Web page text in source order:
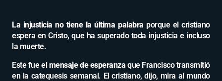
La injusticia no tiene la última palabra porque el cristiano
espera en Cristo, que ha superado toda injusticia e incluso
la muerte.
Este fue elmensaje de esperanza que Francisco transmitió
en la catequesis semanal. El cristiano, dijo, mira al mundo